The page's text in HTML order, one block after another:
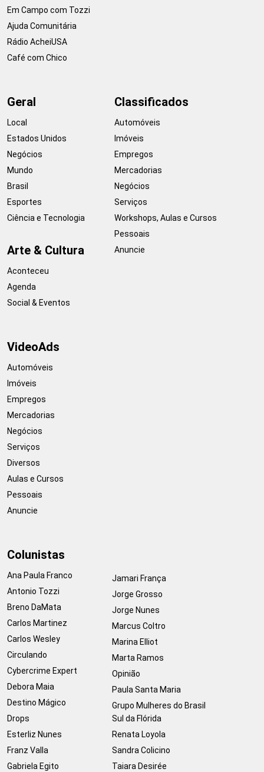
Em Campo com Tozzi
Ajuda Comunitária
Rádio AcheiUSA
Café com Chico
Geral
Local
Estados Unidos
Negócios
Mundo
Brasil
Esportes
Ciência e Tecnologia
Arte & Cultura
Aconteceu
Agenda
Social & Eventos
Classificados
Automóveis
Imóveis
Empregos
Mercadorias
Negócios
Serviços
Workshops, Aulas e Cursos
Pessoais
Anuncie
VideoAds
Automóveis
Imóveis
Empregos
Mercadorias
Negócios
Serviços
Diversos
Aulas e Cursos
Pessoais
Anuncie
Colunistas
Ana Paula Franco
Antonio Tozzi
Breno DaMata
Carlos Martinez
Carlos Wesley
Circulando
Cybercrime Expert
Debora Maia
Destino Mágico
Drops
Esterliz Nunes
Franz Valla
Gabriela Egito
Jamari França
Jorge Grosso
Jorge Nunes
Marcus Coltro
Marina Elliot
Marta Ramos
Opinião
Paula Santa Maria
Grupo Mulheres do Brasil
Sul da Flórida
Renata Loyola
Sandra Colicino
Taiara Desirée